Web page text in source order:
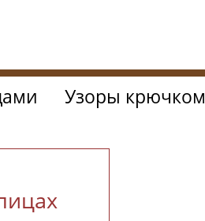
Узоры крючком